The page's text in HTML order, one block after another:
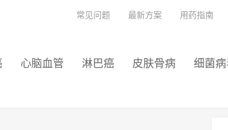
心脑血管 淋巴癌 皮肤骨病 细菌
常见问题 最新方案 用药指南